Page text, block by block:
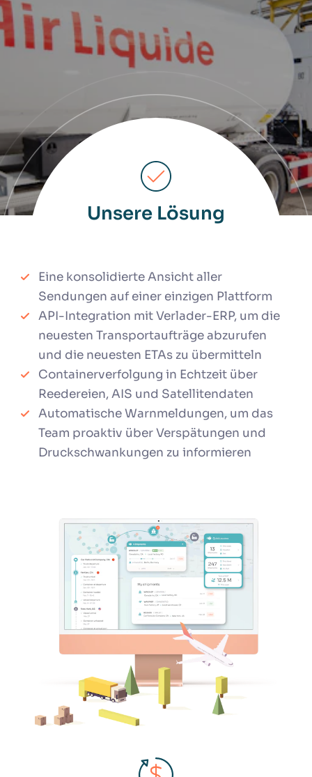
Unsere Lösung
Eine konsolidierte Ansicht aller
Sendungen auf einer einzigen Plattform
API-Integration mit Verlader-ERP, um die
neuesten Transportaufträge abzurufen
und die neuesten ETAs zu übermitteln
Containerverfolgung in Echtzeit über
Reedereien, AIS und Satellitendaten
Automatische Warnmeldungen, um das
Team proaktiv über Verspätungen und
Druckschwankungen zu informieren